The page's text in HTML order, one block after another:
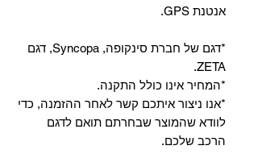
אנטנת GPS.
*דגם של חברת סינקופה, Syncopa, דגם
ZETA.
*המחיר אינו כולל התקנה.
*אנו ניצור איתכם קשר לאחר ההזמנה, כדי
לוודא שהמוצר שבחרתם תואם לדגם
הרכב שלכם.